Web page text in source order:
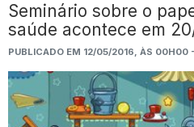
Seminário sobre o
saúde acontece em
PUBLICADO EM 12/05/2016, ÀS 00H00